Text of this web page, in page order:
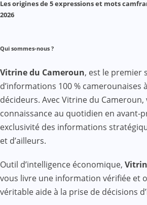
Les origines de 5 expressions et mots
2026
Qui sommes-nous ?
Vitrine du Cameroun, est le premier
d’informations 100 % camerounaises
décideurs. Avec Vitrine du Cameroun,
connaissance au quotidien en avant-
exclusivité des informations
et d’ailleurs.
Outil d’intelligence économique,
vous livre une information vérifiée et
véritable aide à la prise de décisions